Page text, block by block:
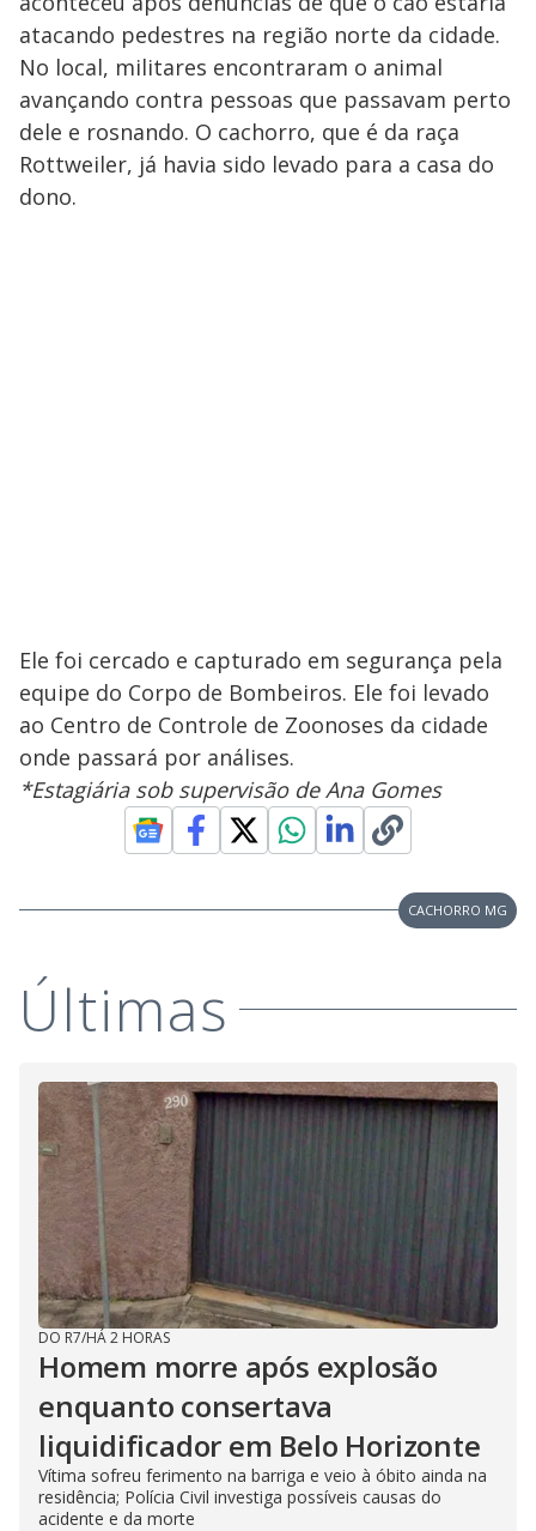
atacando pedestres na região norte da cidade.
No local, militares encontraram o animal
avançando contra pessoas que passavam perto
dele e rosnando. O cachorro, que é da raça
Rottweiler, já havia sido levado para a casa do
dono.
Ele foi cercado e capturado em segurança pela
equipe do Corpo de Bombeiros. Ele foi levado
ao Centro de Controle de Zoonoses da cidade
onde passará por análises.
*Estagiária sob supervisão de Ana Gomes
CACHORRO MG
Últimas
DO R7/HÁ 2 HORAS
Homem morre após explosão
enquanto consertava
liquidificador em Belo Horizonte
Vítima sofreu ferimento na barriga e veio à óbito ainda na
residência; Polícia Civil investiga possíveis causas do
acidente e da morte